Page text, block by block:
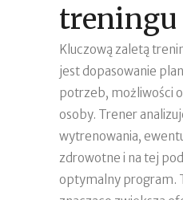
treningu
Kluczową zaletą
jest dopasowanie
potrzeb, możliwości
osoby. Trener
wytrenowania,
zdrowotne i na tej
optymalny program.